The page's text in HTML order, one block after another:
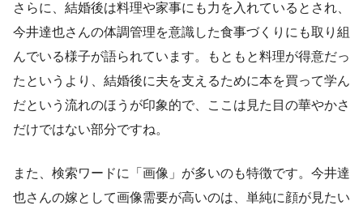
さらに、結婚後は料理や家事にも力を入れているとされ、
今井達也さんの体調管理を意識した食事づくりにも取り組
んでいる様子が語られています。もともと料理が得意だっ
たというより、結婚後に夫を支えるために本を買って学ん
だという流れのほうが印象的で、ここは見た目の華やかさ
だけではない部分ですね。
また、検索ワードに「画像」が多いのも特徴です。今井達
也さんの嫁として画像需要が高いのは、単純に顔が見たい